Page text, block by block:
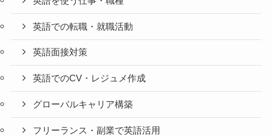
英語での転職・就職活動
英語面接対策
英語でのCV・レジュメ作成
グローバルキャリア構築
フリーランス・副業で英語活用